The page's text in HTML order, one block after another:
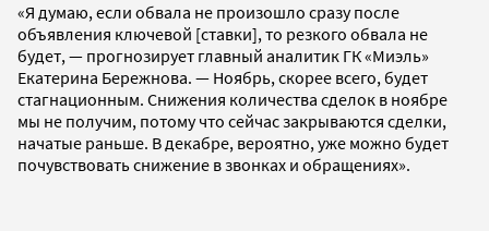
«Я думаю, если обвала не произошло сразу после
объявления ключевой [ставки], то резкого обвала не
будет, — прогнозирует главный аналитик ГК «Миэль»
Екатерина Бережнова. — Ноябрь, скорее всего, будет
стагнационным. Снижения количества сделок в ноябре
мы не получим, потому что сейчас закрываются сделки,
начатые раньше. В декабре, вероятно, уже можно будет
почувствовать снижение в звонках и обращениях».